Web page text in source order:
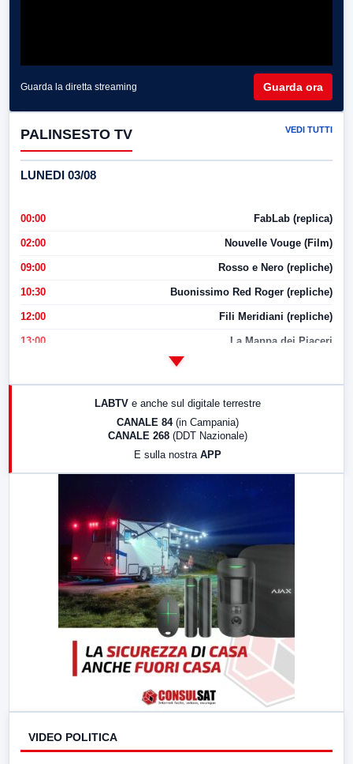
Guarda la diretta streaming Guarda ora
PALINSESTO TV VEDI TUTTI
LUNEDI 03/08
00:00 FabLab (replica)
02:00 Nouvelle Vouge (Film)
09:00 Rosso e Nero (repliche)
10:30 Buonissimo Red Roger (repliche)
12:00 Fili Meridiani (repliche)
13:00 La Mappa dei Piaceri
LABTV e anche sul digitale terrestre
CANALE 84 (in Campania)
CANALE 268 (DDT Nazionale)
E sulla nostra APP
VIDEO POLITICA